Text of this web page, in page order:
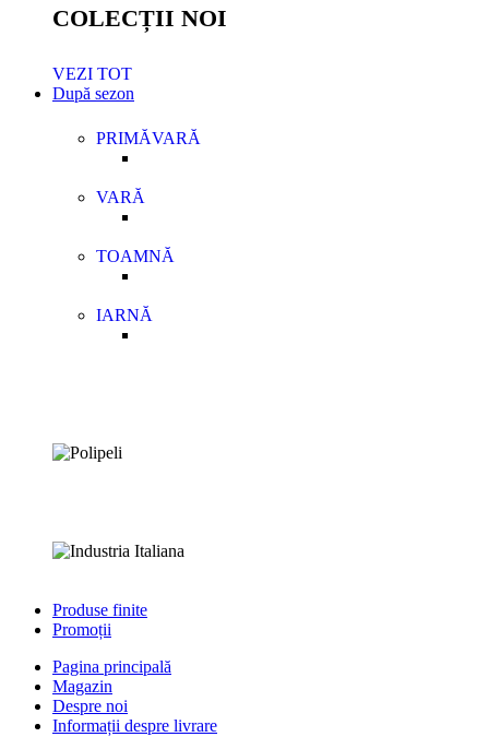
COLECȚII NOI
VEZI TOT
După sezon
PRIMĂVARĂ
VARĂ
TOAMNĂ
IARNĂ
Produse finite
Promoții
Pagina principală
Magazin
Despre noi
Informații despre livrare